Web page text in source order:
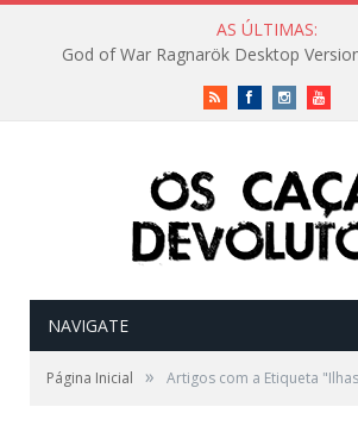
AS ÚLTIMAS:
God of War Ragnarök Desktop
RSS FacebookInstagramVimeo
NAVIGATE
Página Inicial » Artigos com a Etiqueta